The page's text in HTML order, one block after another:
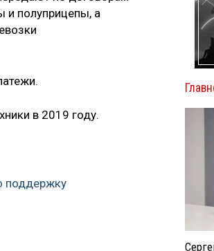
и полуприцепы, а
в 2019 году.
поддержку